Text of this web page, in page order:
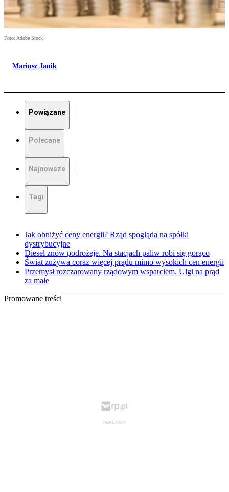
Foto: Adobe Stock
Mariusz Janik
Powiązane
Polecane
Najnowsze
Tagi
Jak obniżyć ceny energii? Rząd spogląda na spółki
dystrybucyjne
Diesel znów podrożeje. Na stacjach paliw robi się gorąco
Świat zużywa coraz więcej prądu mimo wysokich cen energii
Przemysł rozczarowany rządowym wsparciem. Ulgi na prąd
za małe
Promowane treści